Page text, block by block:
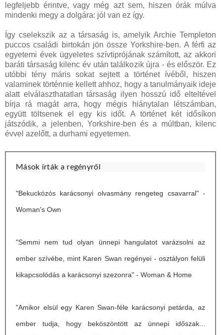
legfeljebb érintve, vagy még azt sem, hiszen órák múlva
mindenki megy a dolgára: jól van ez így.
Így cselekszik az a társaság is, amelyik Archie Templeton
puccos családi birtokán jön össze Yorkshire-ben. A férfi az
egyetemi évek ügyeletes szívtiprójának számított, az akkori
baráti társaság kilenc év után találkozik újra - és először. Ez
utóbbi tény máris sokat sejtett a történet ívéből, hiszen
valaminek történnie kellett ahhoz, hogy a tanulmányaik ideje
alatt elválaszthatatlan társaság ilyen hosszú idő elteltével
bírja rá magát arra, hogy mégis hiánytalan létszámban,
együtt töltsenek el egy kis időt. A történet két idősíkon
játszódik, a jelenben, Yorkshire-ben és a múltban, kilenc
évvel azelőtt, a durhami egyetemen.
Mások írták a regényről
"Bekuckózós karácsonyi olvasmány rengeteg csavarral" -
Woman's Own
"Semmi nem tud olyan ünnepi hangulatot varázsolni az
ember szívébe, mint Karen Swan regényei - osztályon felüli
kikapcsolódás a karácsonyi szezonra" - Woman & Home
"Amikor elsül egy Karen Swan-féle karácsonyi petárda, az
ember tudja, hogy beköszöntött az ünnepi időszak...